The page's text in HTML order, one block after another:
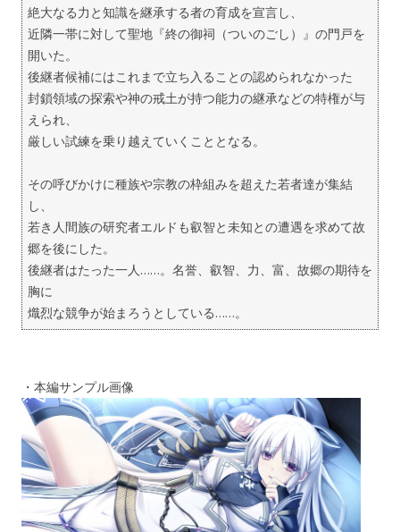
絶大なる力と知識を継承する者の育成を宣言し、
近隣一帯に対して聖地『終の御祠（ついのごし）』の門戸を
開いた。
後継者候補にはこれまで立ち入ることの認められなかった
封鎖領域の探索や神の戒土が持つ能力の継承などの特権が与
えられ、
厳しい試練を乗り越えていくこととなる。
その呼びかけに種族や宗教の枠組みを超えた若者達が集結
し、
若き人間族の研究者エルドも叡智と未知との遭遇を求めて故
郷を後にした。
後継者はたった一人……。名誉、叡智、力、富、故郷の期待を
胸に
熾烈な競争が始まろうとしている……。
・本編サンプル画像